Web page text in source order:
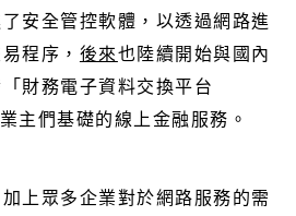
安全管控軟體，以透過網路進
程序， 後來也陸續開始與國內
財務電子資料交換平台
主們基礎的線上金融服務。
上眾多企業對於網路服務的需